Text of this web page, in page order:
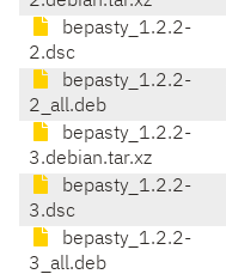
bepasty_1.2.2-
2.dsc
bepasty_1.2.2-
2_all.deb
bepasty_1.2.2-
3.debian.tar.xz
bepasty_1.2.2-
3.dsc
bepasty_1.2.2-
3_all.deb